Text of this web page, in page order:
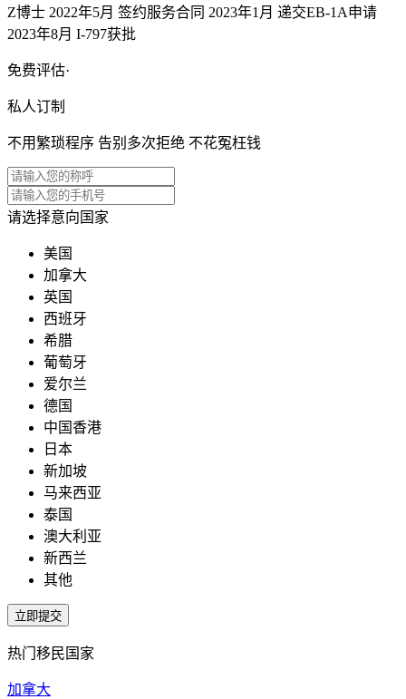
Z博士 2022年5月 签约服务合同 2023年1月 递交EB-1A申请
2023年8月 I-797获批
免费评估·
私人订制
不用繁琐程序 告别多次拒绝 不花冤枉钱
请选择意向国家
美国
加拿大
英国
西班牙
希腊
葡萄牙
爱尔兰
德国
中国香港
日本
新加坡
马来西亚
泰国
澳大利亚
新西兰
其他
热门移民国家
加拿大